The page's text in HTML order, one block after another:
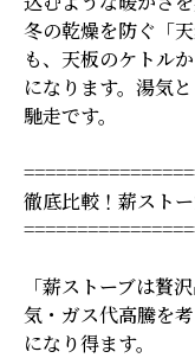
冬の乾燥を防ぐ「
も、天板のケトル
になります。湯気
馳走です。
徹底比較！薪スト
「薪ストーブは贅
気・ガス代高騰を
になり得ます。